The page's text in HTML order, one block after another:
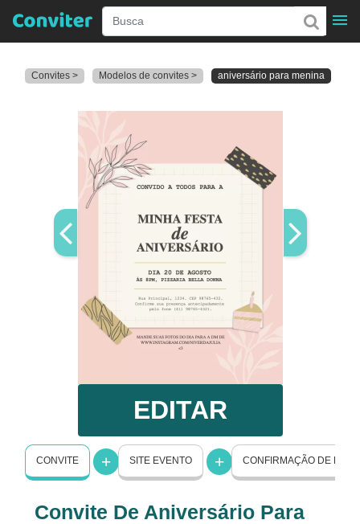
Convites > Modelos de convites > aniversário para menina
EDITAR
CONVITE SITE EVENTO CONFIRMAÇÃO DE
Convite De Aniversário Para